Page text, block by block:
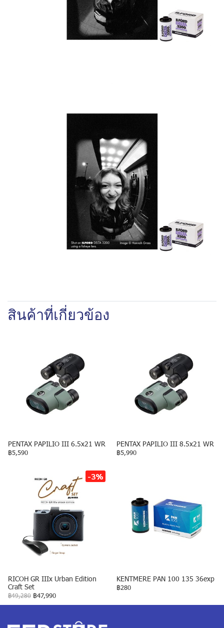
สินค้าที่เกี่ยวข้อง
PENTAX PAPILIO III 6.5x21 WR
฿5,590
PENTAX PAPILIO III 8.5x21 WR
฿5,990
-3%
RICOH GR IIIx Urban Edition
Craft Set
฿49,280 ฿47,990
KENTMERE PAN 100 135 36exp
฿280